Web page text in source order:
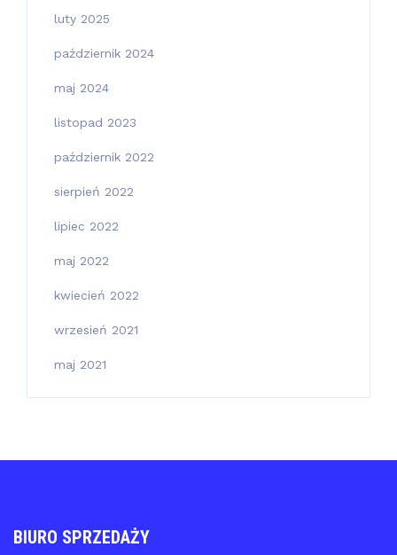
luty 2025
październik 2024
maj 2024
listopad 2023
październik 2022
sierpień 2022
lipiec 2022
maj 2022
kwiecień 2022
wrzesień 2021
maj 2021
BIURO SPRZEDAŻY